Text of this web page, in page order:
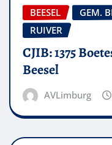
BEESEL GEM.
RUIVER
CJIB: 1375
Beesel
AVLimburg